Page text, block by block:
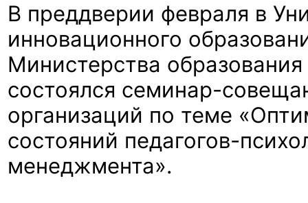
В преддверии февраля в
инновационного
Министерства
состоялся семинар-
организаций по теме
состояний педагогов-
менеджмента».